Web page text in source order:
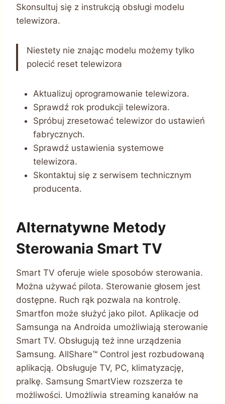
Skonsultuj się z instrukcją obsługi modelu
telewizora.
Niestety nie znając modelu możemy tylko
polecić reset telewizora
Aktualizuj oprogramowanie telewizora.
Sprawdź rok produkcji telewizora.
Spróbuj zresetować telewizor do ustawień
fabrycznych.
Sprawdź ustawienia systemowe
telewizora.
Skontaktuj się z serwisem technicznym
producenta.
Alternatywne Metody
Sterowania Smart TV
Smart TV oferuje wiele sposobów sterowania.
Można używać pilota. Sterowanie głosem jest
dostępne. Ruch rąk pozwala na kontrolę.
Smartfon może służyć jako pilot. Aplikacje od
Samsunga na Androida umożliwiają sterowanie
Smart TV. Obsługują też inne urządzenia
Samsung. AllShare™ Control jest rozbudowaną
aplikacją. Obsługuje TV, PC, klimatyzację,
pralkę. Samsung SmartView rozszerza te
możliwości. Umożliwia streaming kanałów na